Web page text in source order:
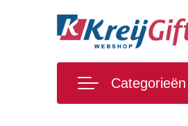
Categorieën